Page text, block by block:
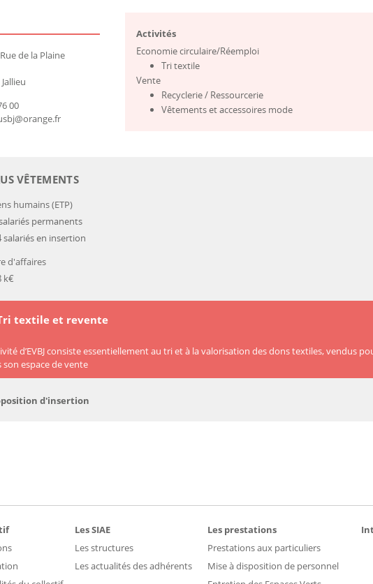
de la Plaine
00
Activités
Economie circulaire/Réemploi
Tri textile
Vente
Recyclerie / Ressourcerie
Vêtements et accessoires mode
VÊTEMENTS
humains (ETP)
permanents
salariés en insertion
d'affaires
k€
textile et revente
d’EVBJ consiste essentiellement au tri et à la valorisation des dons textiles, vendus
son espace de vente
d'insertion
Les SIAE
Les structures
Les actualités des adhérents
Les prestations
Prestations aux particuliers
Mise à disposition de personnel